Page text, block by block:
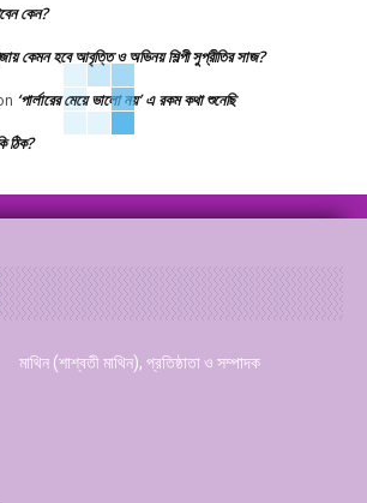
কেন?
কেমন হবে আবৃত্তি ও অভিনয় শিল্পী সুপ্রীতির সাজ?
‘পার্লারের মেয়ে ভালো নয়’ এ রকম কথা শুনেছি
ঠিক?
মাথিন (শাশ্বতী মাথিন), প্রতিষ্ঠাতা ও সম্পাদক